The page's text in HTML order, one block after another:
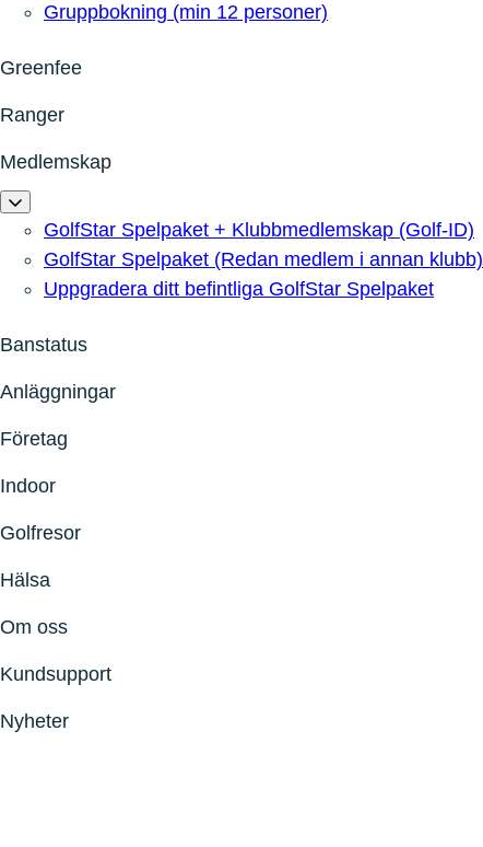
Gruppbokning (min 12 personer)
Greenfee
Ranger
Medlemskap
GolfStar Spelpaket + Klubbmedlemskap (Golf-ID)
GolfStar Spelpaket (Redan medlem i annan klubb)
Uppgradera ditt befintliga GolfStar Spelpaket
Banstatus
Anläggningar
Företag
Indoor
Golfresor
Hälsa
Om oss
Kundsupport
Nyheter